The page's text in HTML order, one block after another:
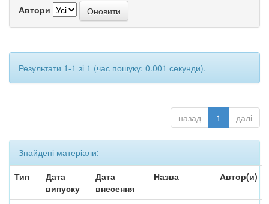
Автори
Результати 1-1 зі 1 (час пошуку: 0.001 секунди).
назад 1 далі
Знайдені матеріали:
Тип
Дата
випуску
Дата
внесення
Назва Автор(и)